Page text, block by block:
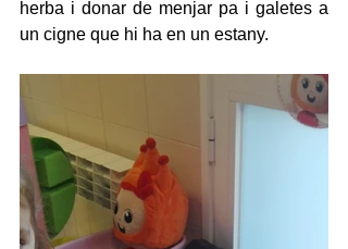
herba i donar de menjar pa i galetes a
un cigne que hi ha en un estany.